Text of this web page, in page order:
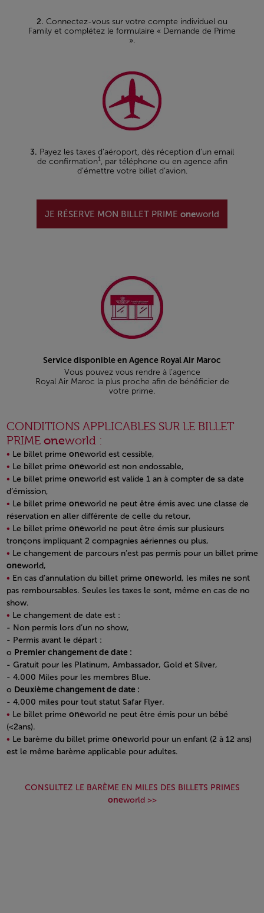
2. Connectez-vous sur votre compte individuel ou
Family et complétez le formulaire « Demande de Prime
».
3. Payez les taxes d’aéroport, dès réception d’un email
de confirmation1, par téléphone ou en agence afin
d’émettre votre billet d’avion.
JE RÉSERVE MON BILLET PRIME oneworld
Service disponible en Agence Royal Air Maroc
Vous pouvez vous rendre à l’agence
Royal Air Maroc la plus proche afin de bénéficier de
votre prime.
CONDITIONS APPLICABLES SUR LE BILLET
PRIME oneworld :
Le billet prime oneworld est cessible,
Le billet prime oneworld est non endossable,
Le billet prime oneworld est valide 1 an à compter de sa date
d’émission,
Le billet prime oneworld ne peut être émis avec une classe de
réservation en aller différente de celle du retour,
Le billet prime oneworld ne peut être émis sur plusieurs
tronçons impliquant 2 compagnies aériennes ou plus,
Le changement de parcours n’est pas permis pour un billet prime
oneworld,
En cas d’annulation du billet prime oneworld, les miles ne sont
pas remboursables. Seules les taxes le sont, même en cas de no
show.
Le changement de date est :
- Non permis lors d’un no show,
- Permis avant le départ :
o Premier changement de date :
- Gratuit pour les Platinum, Ambassador, Gold et Silver,
- 4.000 Miles pour les membres Blue.
o Deuxième changement de date :
- 4.000 miles pour tout statut Safar Flyer.
Le billet prime oneworld ne peut être émis pour un bébé
(<2ans).
Le barème du billet prime oneworld pour un enfant (2 à 12 ans)
est le même barème applicable pour adultes.
CONSULTEZ LE BARÈME EN MILES DES BILLETS PRIMES
oneworld >>